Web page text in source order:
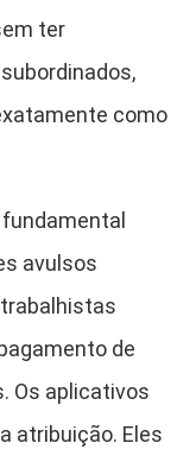
ter
como
avulsos
de
Os aplicativos
atribuição. Eles